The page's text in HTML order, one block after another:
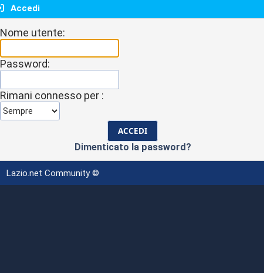
Accedi
Nome utente:
Password:
Rimani connesso per :
Dimenticato la password?
Lazio.net Community ©